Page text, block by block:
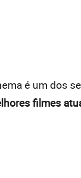
é um dos
filmes